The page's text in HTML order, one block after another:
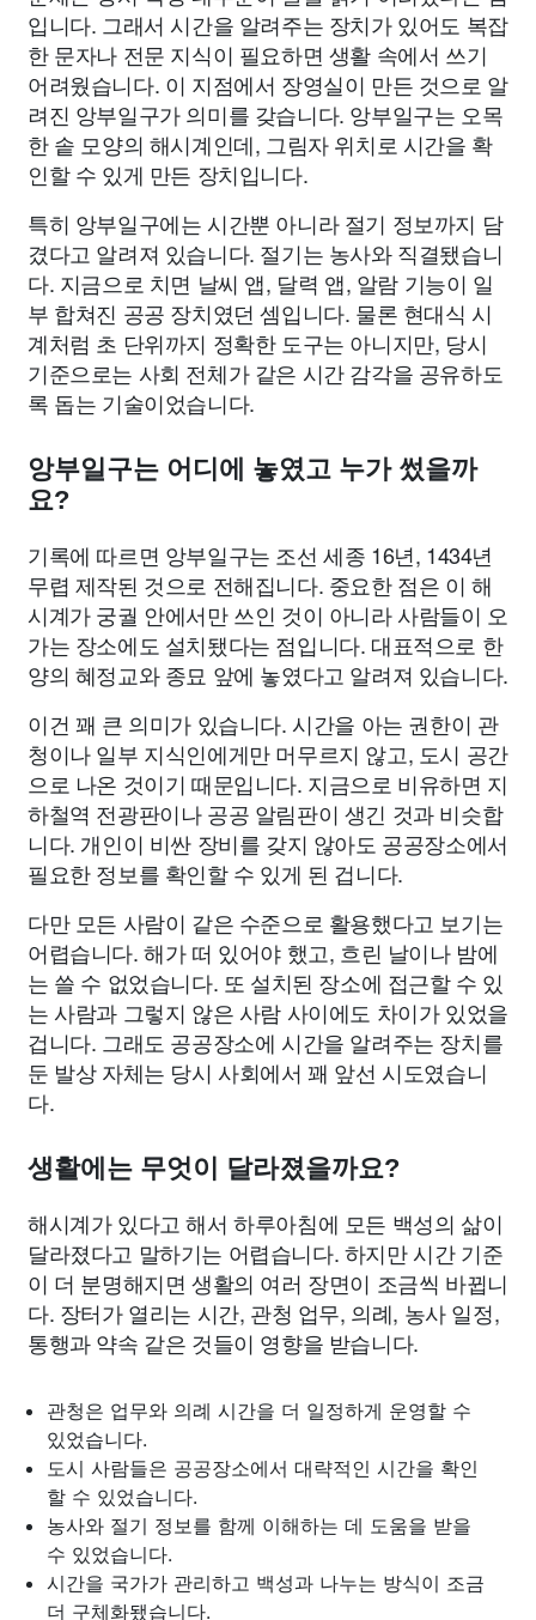
입니다. 그래서 시간을 알려주는 장치가 있어도 복잡
한 문자나 전문 지식이 필요하면 생활 속에서 쓰기
어려웠습니다. 이 지점에서 장영실이 만든 것으로 알
려진 앙부일구가 의미를 갖습니다. 앙부일구는 오목
한 솥 모양의 해시계인데, 그림자 위치로 시간을 확
인할 수 있게 만든 장치입니다.
특히 앙부일구에는 시간뿐 아니라 절기 정보까지 담
겼다고 알려져 있습니다. 절기는 농사와 직결됐습니
다. 지금으로 치면 날씨 앱, 달력 앱, 알람 기능이 일
부 합쳐진 공공 장치였던 셈입니다. 물론 현대식 시
계처럼 초 단위까지 정확한 도구는 아니지만, 당시
기준으로는 사회 전체가 같은 시간 감각을 공유하도
록 돕는 기술이었습니다.
앙부일구는 어디에 놓였고 누가 썼을까
요?
기록에 따르면 앙부일구는 조선 세종 16년, 1434년
무렵 제작된 것으로 전해집니다. 중요한 점은 이 해
시계가 궁궐 안에서만 쓰인 것이 아니라 사람들이 오
가는 장소에도 설치됐다는 점입니다. 대표적으로 한
양의 혜정교와 종묘 앞에 놓였다고 알려져 있습니다.
이건 꽤 큰 의미가 있습니다. 시간을 아는 권한이 관
청이나 일부 지식인에게만 머무르지 않고, 도시 공간
으로 나온 것이기 때문입니다. 지금으로 비유하면 지
하철역 전광판이나 공공 알림판이 생긴 것과 비슷합
니다. 개인이 비싼 장비를 갖지 않아도 공공장소에서
필요한 정보를 확인할 수 있게 된 겁니다.
다만 모든 사람이 같은 수준으로 활용했다고 보기는
어렵습니다. 해가 떠 있어야 했고, 흐린 날이나 밤에
는 쓸 수 없었습니다. 또 설치된 장소에 접근할 수 있
는 사람과 그렇지 않은 사람 사이에도 차이가 있었을
겁니다. 그래도 공공장소에 시간을 알려주는 장치를
둔 발상 자체는 당시 사회에서 꽤 앞선 시도였습니
다.
생활에는 무엇이 달라졌을까요?
해시계가 있다고 해서 하루아침에 모든 백성의 삶이
달라졌다고 말하기는 어렵습니다. 하지만 시간 기준
이 더 분명해지면 생활의 여러 장면이 조금씩 바뀝니
다. 장터가 열리는 시간, 관청 업무, 의례, 농사 일정,
통행과 약속 같은 것들이 영향을 받습니다.
관청은 업무와 의례 시간을 더 일정하게 운영할 수
있었습니다.
도시 사람들은 공공장소에서 대략적인 시간을 확인
할 수 있었습니다.
농사와 절기 정보를 함께 이해하는 데 도움을 받을
수 있었습니다.
시간을 국가가 관리하고 백성과 나누는 방식이 조금
더 구체화됐습니다.